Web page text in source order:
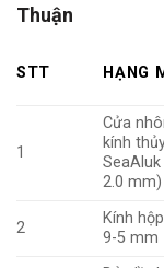
Thuận
STT HẠNG
1
Cửa
kính
2.0 mm)
2
Kính
9-5 mm